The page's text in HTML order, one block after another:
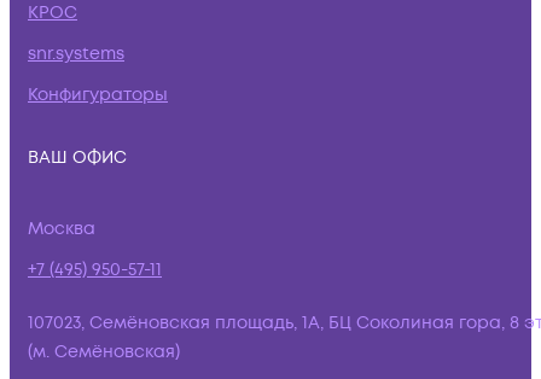
КРОС
snr.systems
Конфигураторы
ВАШ ОФИС
Москва
+7 (495) 950-57-11
107023, Семёновская площадь, 1А, БЦ Соколиная гора, 8
(м. Семёновская)